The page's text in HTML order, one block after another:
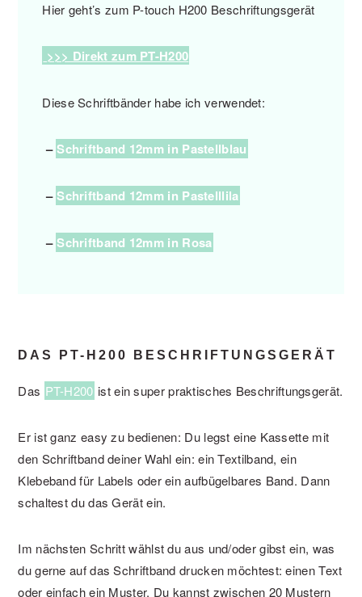
Hier geht’s zum P-touch H200 Beschriftungsgerät
>>> Direkt zum PT-H200
Diese Schriftbänder habe ich verwendet:
–Schriftband 12mm in Pastellblau
–Schriftband 12mm in Pastelllila
–Schriftband 12mm in Rosa
DAS PT-H200 BESCHRIFTUNGSGERÄT
Das PT-H200 ist ein super praktisches Beschriftungsgerät.
Er ist ganz easy zu bedienen: Du legst eine Kassette mit
den Schriftband deiner Wahl ein: ein Textilband, ein
Klebeband für Labels oder ein aufbügelbares Band. Dann
schaltest du das Gerät ein.
Im nächsten Schritt wählst du aus und/oder gibst ein, was
du gerne auf das Schriftband drucken möchtest: einen Text
oder einfach ein Muster. Du kannst zwischen 20 Mustern